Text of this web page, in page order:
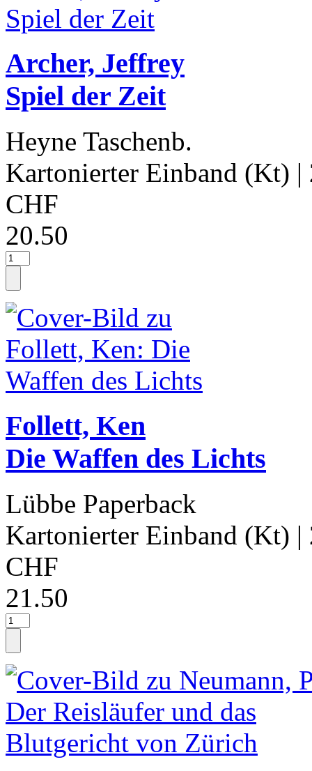
Archer, Jeffrey
Spiel der Zeit
Heyne Taschenb.
Kartonierter Einband (Kt) |
CHF
20.50
Follett, Ken
Die Waffen des Lichts
Lübbe Paperback
Kartonierter Einband (Kt) |
CHF
21.50